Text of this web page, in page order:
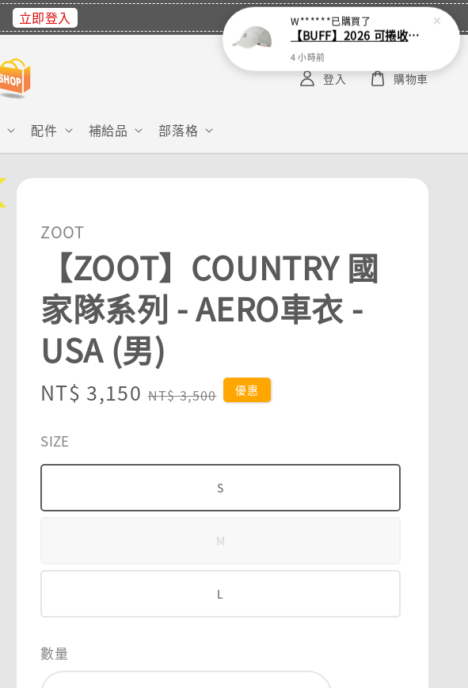
立即登入
配件 補給品 部落格
登入 購物車
ZOOT
【ZOOT】COUNTRY 國
家隊系列 - AERO車衣 -
USA (男)
Sale
NT$ 3,150 Regular
NT$ 3,500 優惠
SIZE
S
M
L
數量
W******已購買了
【BUFF】2026 可捲收跑帽
4 小時前